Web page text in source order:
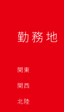
勤務地
関東
関西
北陸